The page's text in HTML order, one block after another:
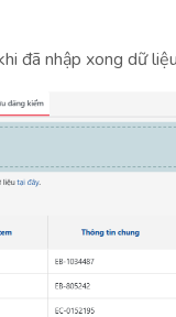
đã nhập xong dữ